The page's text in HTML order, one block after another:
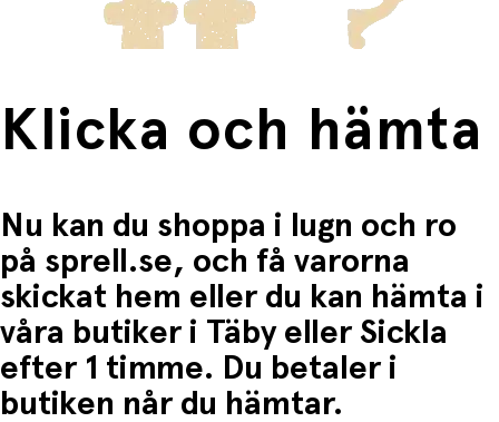
Klicka och hämta
Nu kan du shoppa i lugn och ro
på sprell.se, och få varorna
skickat hem eller du kan hämta i
våra butiker i Täby eller Sickla
efter 1 timme. Du betaler i
butiken når du hämtar.